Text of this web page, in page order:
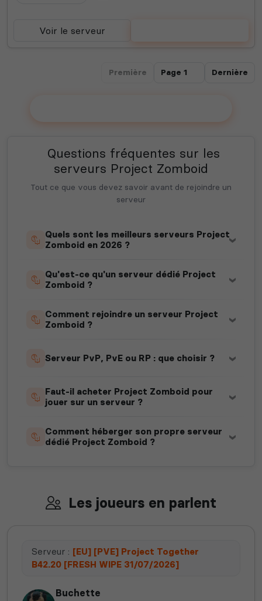
Voir le serveur
Première Dernière
Questions fréquentes sur les
serveurs Project Zomboid
Tout ce que vous devez savoir avant de rejoindre un
serveur
Quels sont les meilleurs serveurs Project
Zomboid en 2026 ?
Qu'est-ce qu'un serveur dédié Project
Zomboid ?
Comment rejoindre un serveur Project
Zomboid ?
Serveur PvP, PvE ou RP : que choisir ?
Faut-il acheter Project Zomboid pour
jouer sur un serveur ?
Comment héberger son propre serveur
dédié Project Zomboid ?
Les joueurs en parlent
Serveur : [EU] [PVE] Project Together
B42.20 [FRESH WIPE 31/07/2026]
Buchette